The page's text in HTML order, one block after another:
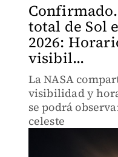
total de Sol
2026:
visibil...
La NASA
visibilidad y
se podrá
celeste